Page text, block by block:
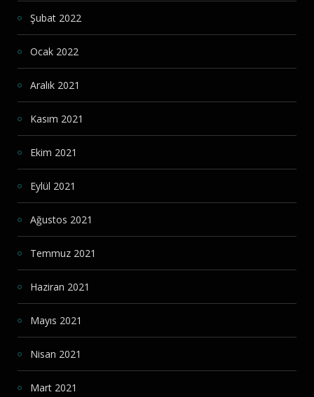
Şubat 2022
Ocak 2022
Aralık 2021
Kasım 2021
Ekim 2021
Eylül 2021
Ağustos 2021
Temmuz 2021
Haziran 2021
Mayıs 2021
Nisan 2021
Mart 2021